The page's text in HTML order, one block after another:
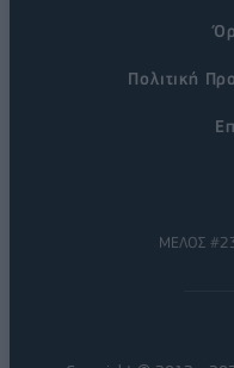
Πολιτική
ΜΕΛΟΣ